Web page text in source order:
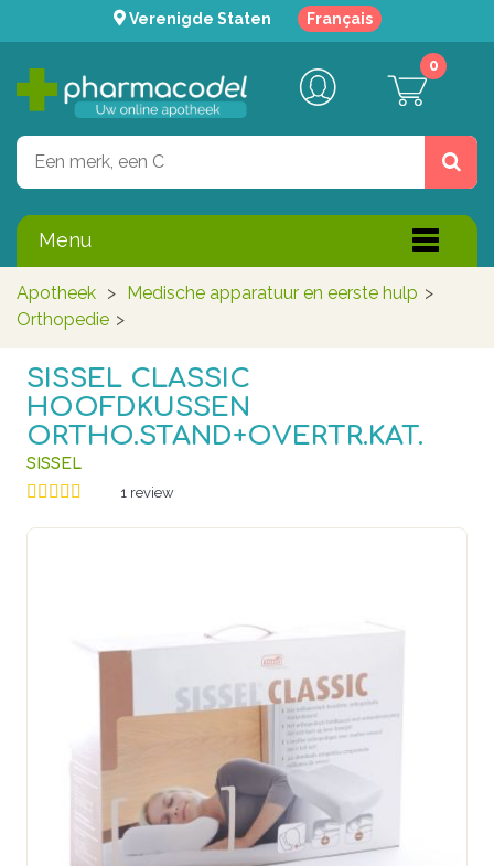
Verenigde Staten Français
0
Menu
Apotheek > Medische apparatuur en eerste hulp >
Orthopedie >
SISSEL CLASSIC
HOOFDKUSSEN
ORTHO.STAND+OVERTR.KAT.
SISSEL
1 review